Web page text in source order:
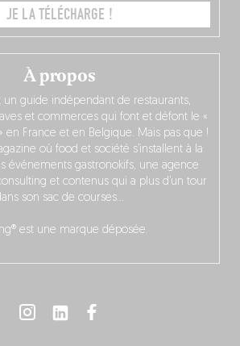
À propos
un guide indépendant de restaurants,
et commerces qui font et défont le «
en France et en Belgique. Mais pas que !
où food et société s’installent à la
événements gastronokifs, une agence
et contenus qui a plus d’un tour
son sac de courses…
est une marque déposée.
JE LA TÉLÉCHARGE !